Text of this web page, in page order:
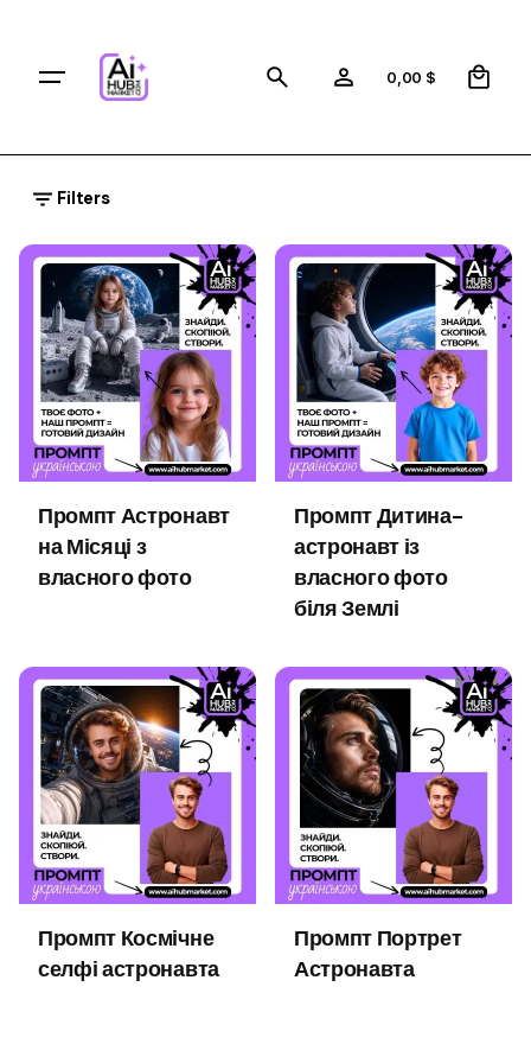
content
0,00 $
Filters
Промпт Астронавт
на Місяці з
власного фото
Промпт Дитина-
астронавт із
власного фото
біля Землі
Промпт Космічне
селфі астронавта
Промпт Портрет
Астронавта